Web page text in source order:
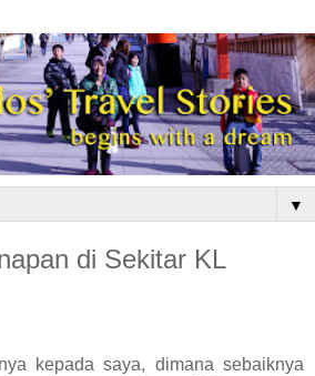
▼
di Sekitar KL
kepada saya, dimana sebaiknya